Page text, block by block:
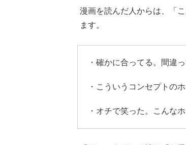
漫画を読んだ人からは、「
ます。
・確かに合ってる。間違
・こういうコンセプトの
・オチで笑った。こんな